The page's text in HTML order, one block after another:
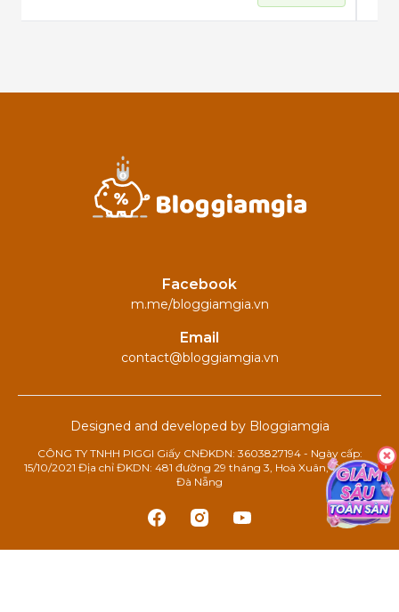
Facebook
m.me/bloggiamgia.vn
Email
contact@bloggiamgia.vn
Designed and developed by Bloggiamgia
CÔNG TY TNHH PIGGI Giấy CNĐKDN: 3603827194 - Ngày cấp:
15/10/2021 Địa chỉ ĐKDN: 481 đường 29 tháng 3, Hoà Xuân, Cẩm Lệ,
Đà Nẵng